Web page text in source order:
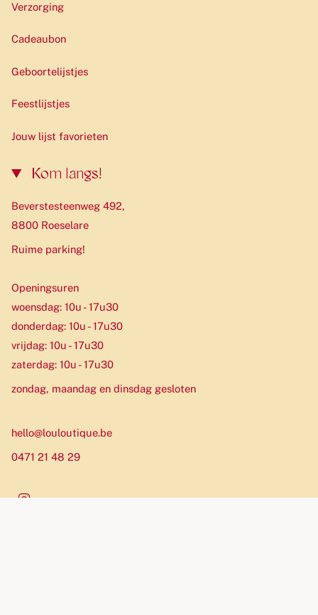
Verzorging
Cadeaubon
Geboortelijstjes
Feestlijstjes
Jouw lijst favorieten
Kom langs!
Beverstesteenweg 492,
8800 Roeselare
Ruime parking!
Openingsuren
woensdag: 10u - 17u30
donderdag: 10u - 17u30
vrijdag: 10u - 17u30
zaterdag: 10u - 17u30
zondag, maandag en dinsdag gesloten
hello@louloutique.be
0471 21 48 29
Instagram